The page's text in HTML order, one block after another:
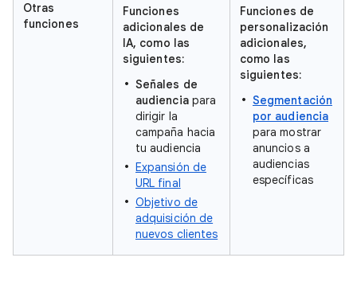
Otras
funciones
Funciones
adicionales de
IA, como las
siguientes:
Señales de
audienciapara
dirigir la
campaña hacia
tu audiencia
Expansión de
URL final
Objetivo de
adquisición de
nuevos clientes
Funciones de
personalización
adicionales,
como las
siguientes:
Segmentación
por audiencia
para mostrar
anuncios a
audiencias
específicas